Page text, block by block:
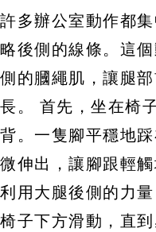
許多辦公室動作都
略後側的線條。這
側的膕繩肌，讓腿
長。 首先，坐在椅
背。一隻腳平穩地
微伸出，讓腳跟輕
利用大腿後側的力
椅子下方滑動，直